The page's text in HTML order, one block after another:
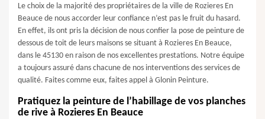
Le choix de la majorité des propriétaires de la ville de Rozieres En
Beauce de nous accorder leur confiance n’est pas le fruit du hasard.
En effet, ils ont pris la décision de nous confier la pose de peinture de
dessous de toit de leurs maisons se situant à Rozieres En Beauce,
dans le 45130 en raison de nos excellentes prestations. Notre équipe
a toujours assuré dans chacune de nos interventions des services de
qualité. Faites comme eux, faites appel à Glonin Peinture.
Pratiquez la peinture de l’habillage de vos planches
de rive à Rozieres En Beauce